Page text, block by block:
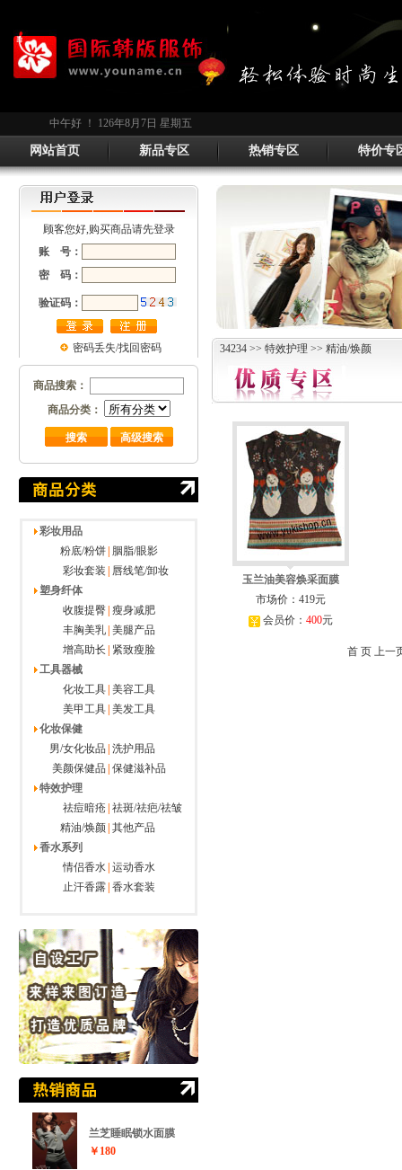
中午好 ！ 126年8月7日 星期五
网站首页 新品专区 热销专区 特价专
顾客您好,购买商品请先登录
账 号：
密 码：
验证码：
密码丢失/找回密码
商品搜索：
商品分类：
彩妆用品
粉底/粉饼
胭脂/眼影
彩妆套装
唇线笔/卸妆
塑身纤体
收腹提臀 瘦身减肥
丰胸美乳 美腿产品
增高助长
紧致瘦脸
工具器械
化妆工具 美容工具
美甲工具 美发工具
化妆保健
男/女化妆品 洗护用品
美颜保健品 保健滋补品
特效护理
祛痘暗疮 祛斑/祛疤/祛皱
精油/焕颜 其他产品
香水系列
情侣香水 运动香水
止汗香露 香水套装
兰芝睡眠锁水面膜
￥180
34234 >> 特效护理 >> 精油/焕颜
玉兰油美容焕采面膜
市场价：419元
会员价： 400元
首 页 上一